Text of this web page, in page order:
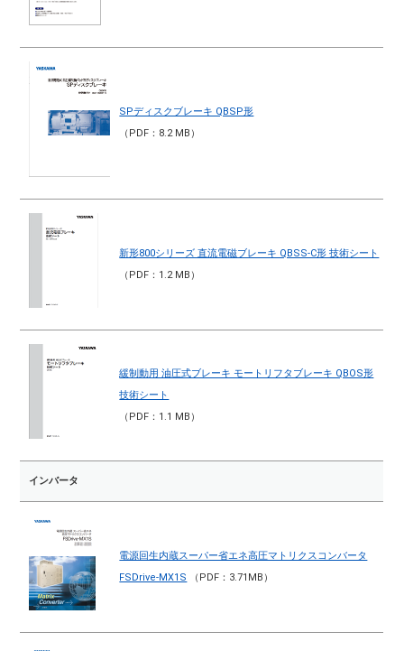
SPディスクブレーキ QBSP形
（PDF：8.2 MB）
新形800シリーズ 直流電磁ブレーキ QBSS-C形 技術シート
（PDF：1.2 MB）
緩制動用 油圧式ブレーキ モートリフタブレーキ QBOS形
技術シート
（PDF：1.1 MB）
インバータ
電源回生内蔵スーパー省エネ高圧マトリクスコンバータ
FSDrive-MX1S
（PDF：3.71MB）